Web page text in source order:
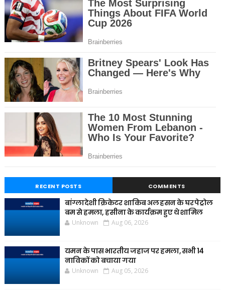
RECENT POSTS COMMENTS
बांग्लादेशी क्रिकेटर शाकिब अल हसन के घर पेट्रोल
बम से हमला, हसीना के कार्यक्रम हुए थे शामिल
Unknown Aug 06, 2026
यमन के पास भारतीय जहाज पर हमला, सभी 14
नाविकों को बचाया गया
Unknown Aug 05, 2026